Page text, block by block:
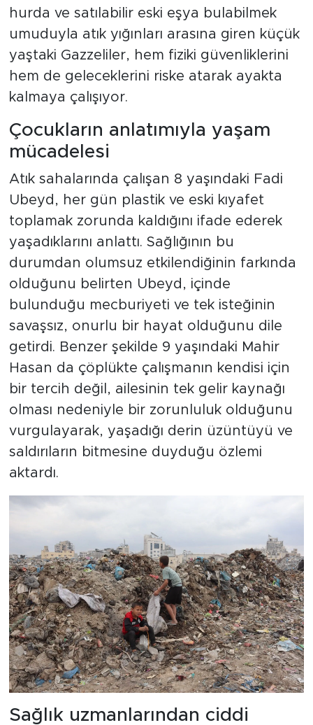
hurda ve satılabilir eski eşya bulabilmek
umuduyla atık yığınları arasına giren küçük
yaştaki Gazzeliler, hem fiziki güvenliklerini
hem de geleceklerini riske atarak ayakta
kalmaya çalışıyor.
Çocukların anlatımıyla yaşam
mücadelesi
Atık sahalarında çalışan 8 yaşındaki Fadi
Ubeyd, her gün plastik ve eski kıyafet
toplamak zorunda kaldığını ifade ederek
yaşadıklarını anlattı. Sağlığının bu
durumdan olumsuz etkilendiğinin farkında
olduğunu belirten Ubeyd, içinde
bulunduğu mecburiyeti ve tek isteğinin
savaşsız, onurlu bir hayat olduğunu dile
getirdi. Benzer şekilde 9 yaşındaki Mahir
Hasan da çöplükte çalışmanın kendisi için
bir tercih değil, ailesinin tek gelir kaynağı
olması nedeniyle bir zorunluluk olduğunu
vurgulayarak, yaşadığı derin üzüntüyü ve
saldırıların bitmesine duyduğu özlemi
aktardı.
Sağlık uzmanlarından ciddi